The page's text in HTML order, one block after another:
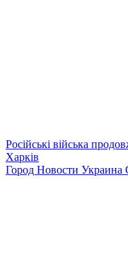
Російські війська
Харків
Город Новости Украина